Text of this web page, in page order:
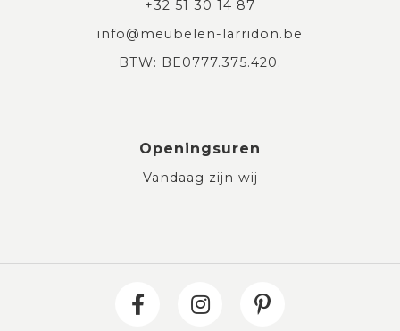
+32 51 30 14 87
info@meubelen-larridon.be
BTW: BE0777.375.420.
Openingsuren
Vandaag zijn wij